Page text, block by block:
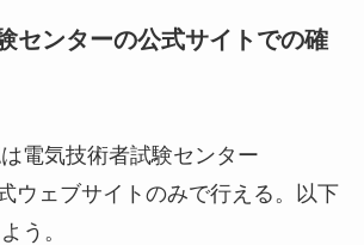
センターの公式サイトでの確
電気技術者試験センター
ウェブサイトのみで行える。以下
う。